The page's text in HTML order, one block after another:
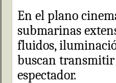
En el plano
submarinas
fluidos,
buscan
espectador.